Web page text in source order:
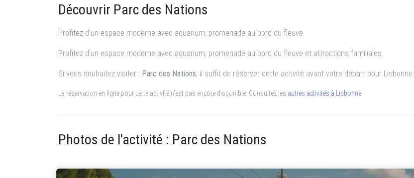
Découvrir Parc des Nations
Profitez d'un espace moderne avec aquarium, promenade au bord du fleuve.
Profitez d'un espace moderne avec aquarium, promenade au bord du fleuve et attractions familiales.
Si vous souhaitez visiter : Parc des Nations, il suffit de réserver cette activité avant votre départ pour Lisbonne.
La réservation en ligne pour cette activité n'est pas encore disponible. Consultez les autres activités à Lisbonne
Photos de l'activité : Parc des Nations